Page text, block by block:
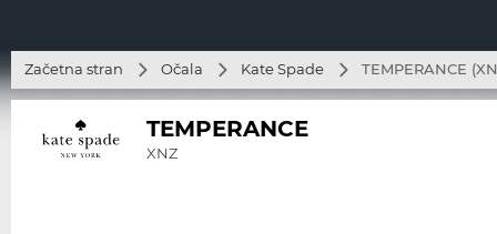
Začetna stran Očala Kate Spade TEMPERANCE
TEMPERANCE
XNZ